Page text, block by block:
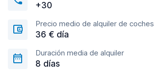
+30
Precio medio de alquiler de coches
36 € día
Duración media de alquiler
8 días